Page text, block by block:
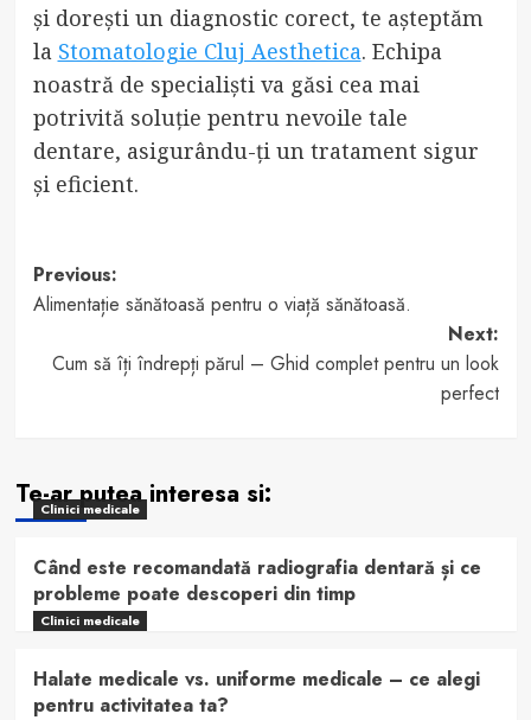
și dorești un diagnostic corect, te așteptăm
la Stomatologie Cluj Aesthetica. Echipa
noastră de specialiști va găsi cea mai
potrivită soluție pentru nevoile tale
dentare, asigurându-ți un tratament sigur
și eficient.
Post
navigation
Previous:
Alimentație sănătoasă pentru o viață sănătoasă.
Next:
Cum să îți îndrepți părul – Ghid complet pentru un look
perfect
Te-ar putea interesa si:
Clinici medicale
Când este recomandată radiografia dentară și ce
probleme poate descoperi din timp
Clinici medicale
Halate medicale vs. uniforme medicale – ce alegi
pentru activitatea ta?